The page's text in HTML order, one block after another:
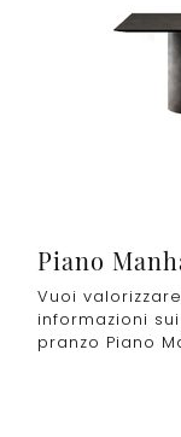
Piano
Vuoi
informazioni
pranzo Piano